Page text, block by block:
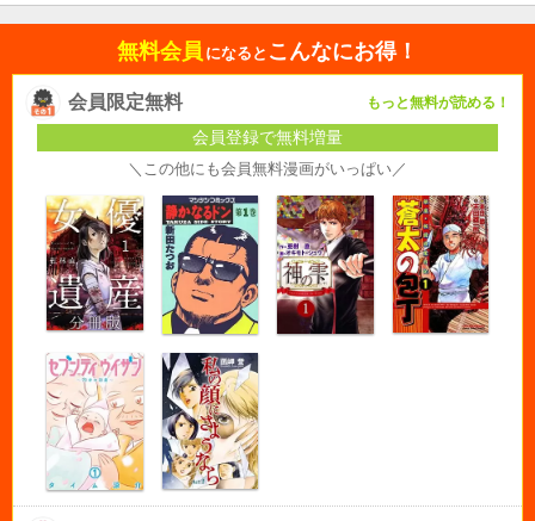
無料会員 になると こんなにお得！
会員限定無料 もっと無料が読める！
会員登録で無料増量
＼この他にも会員無料漫画がいっぱい／